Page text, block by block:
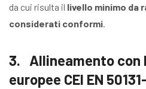
da cui risulta il livello minimo da
considerati conformi.
3. Allineamento con
europee CEI EN